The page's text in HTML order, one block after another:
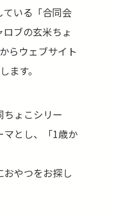
いる「合同会
ブの玄米ちょ
らウェブサイト
ます。
ちょこシリー
マとし、「1歳か
やつをお探し